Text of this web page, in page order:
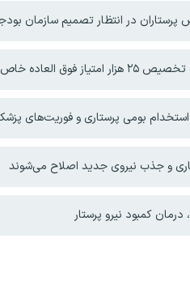
پرستاران در انتظار تصمیم سازمان
العاده خاص پرستاری
بومی پرستاری و فوریت‌های
و جذب نیروی جدید اصلاح می‌شوند
کمبود نیرو پرستار